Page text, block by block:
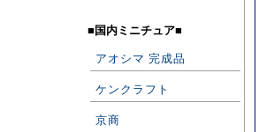
■国内ミニチュア■
アオシマ 完成品
ケンクラフト
京商